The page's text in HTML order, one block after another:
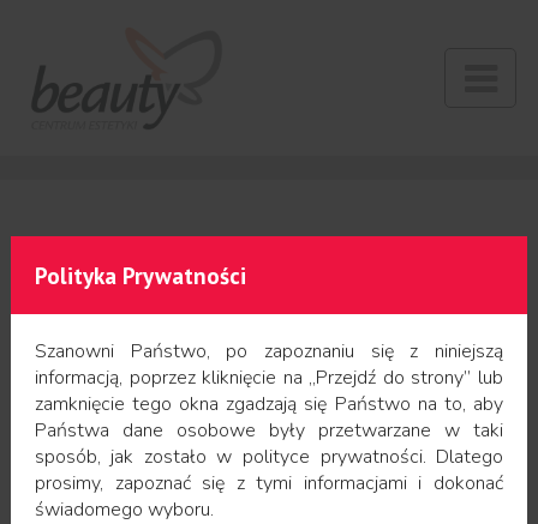
Dermatologiai medycyna
estetyczna
KONSULTACJE
Polityka Prywatności
Szanowni Państwo, po zapoznaniu się z niniejszą
informacją, poprzez kliknięcie na „Przejdź do strony” lub
zamknięcie tego okna zgadzają się Państwo na to, aby
Państwa dane osobowe były przetwarzane w taki
sposób, jak zostało w polityce prywatności. Dlatego
prosimy, zapoznać się z tymi informacjami i dokonać
świadomego wyboru.